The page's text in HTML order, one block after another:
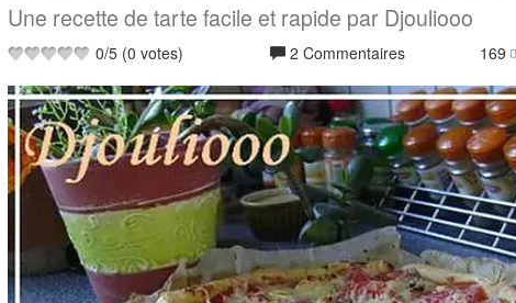
Une recette de tarte facile et rapide par Djouliooo
0/5 (0 votes) 2 Commentaires 169